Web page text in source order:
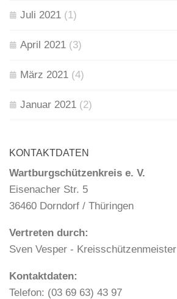
Juli 2021 (1)
April 2021 (3)
März 2021 (4)
Januar 2021 (2)
KONTAKTDATEN
Wartburgschützenkreis e. V.
Eisenacher Str. 5
36460 Dorndorf / Thüringen
Vertreten durch:
Sven Vesper - Kreisschützenmeister
Kontaktdaten:
Telefon: (03 69 63) 43 97